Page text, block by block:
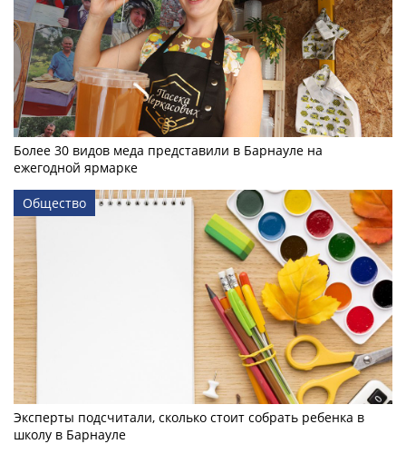
Более 30 видов меда представили в Барнауле на
ежегодной ярмарке
Общество
Эксперты подсчитали, сколько стоит собрать ребенка в
школу в Барнауле